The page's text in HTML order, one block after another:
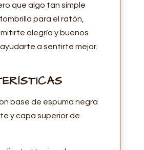
que algo tan simple
para el ratón,
alegría y buenos
a sentirte mejor.
base de espuma negra
y capa superior de